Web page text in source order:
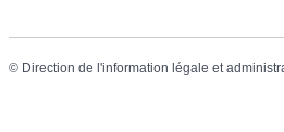
© Direction de l'information légale et